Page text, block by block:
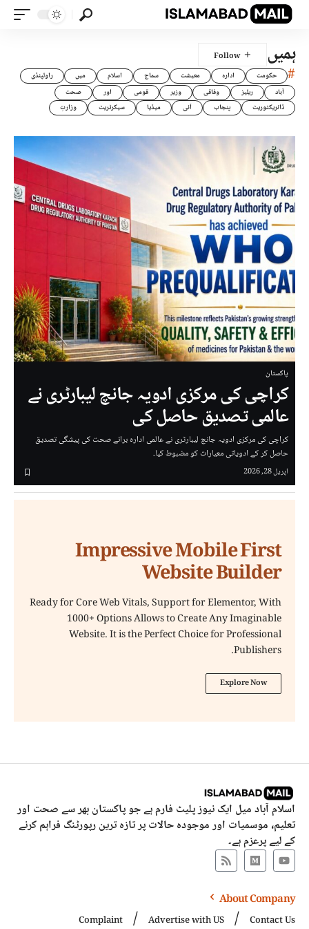
ہمیں
# حکومت ادارہ معیشت سماج اسلام میں
راولپنڈی
آباد
ریلیز وفاقی وزیر قومی اور
صحت
ڈائریکٹوریٹ
پنجاب آئی میڈیا سیکرٹریٹ وزارتِ
پاکستان
کراچی کی مرکزی ادویہ جانچ لیبارٹری نے
عالمی تصدیق حاصل کی
کراچی کی مرکزی ادویہ جانچ لیبارٹری نے عالمی ادارہ برائے صحت کی پیشگی تصدیق
حاصل کر کے ادویاتی معیارات کو مضبوط کیا۔
اپریل 28, 2026
Impressive Mobile First
Website Builder
Ready for Core Web Vitals, Support for Elementor, With
1000+ Options Allows to Create Any Imaginable
Website. It is the Perfect Choice for Professional
Publishers.
Explore Now
اسلام آباد میل ایک نیوز پلیٹ فارم ہے جو پاکستان بھر سے صحت اور
تعلیم، موسمیات اور موجودہ حالات پر تازہ ترین رپورٹنگ فراہم کرنے
کے لیے پرعزم ہے۔
About Company
Contact Us
Advertise with US
Complaint